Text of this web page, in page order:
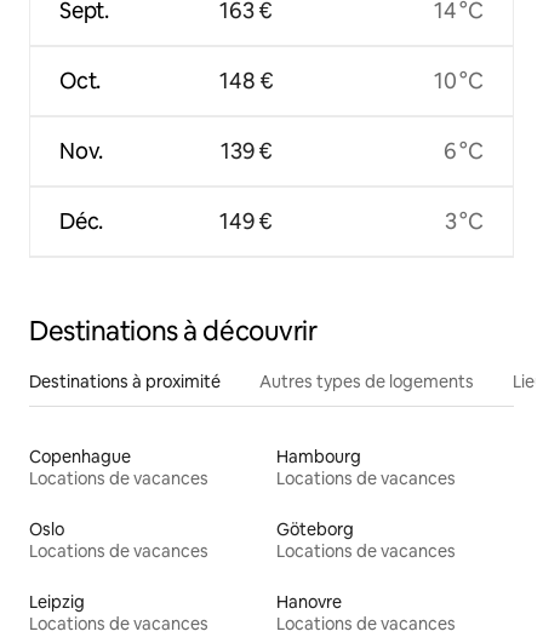
Sept.
Oct.
Nov.
Déc.
163 €
148 €
139 €
149 €
14 °C
10 °C
6 °C
3 °C
Destinations à découvrir
Destinations à proximité Autres types de logements
Copenhague
Locations de vacances
Hambourg
Locations de vacances
Oslo
Locations de vacances
Göteborg
Locations de vacances
Leipzig
Locations de vacances
Hanovre
Locations de vacances